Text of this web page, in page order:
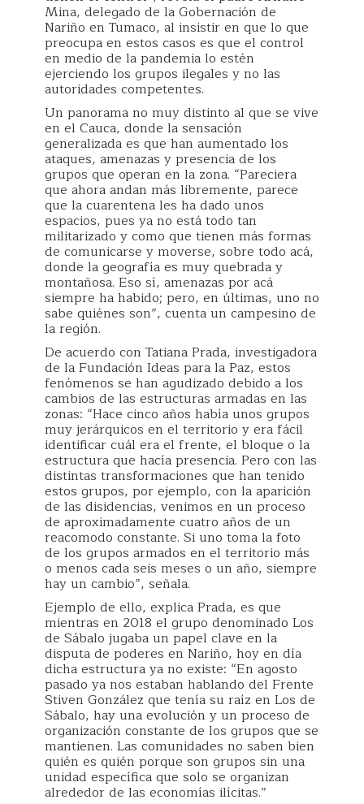
Mina, delegado de la Gobernación de
Nariño en Tumaco, al insistir en que lo que
preocupa en estos casos es que el control
en medio de la pandemia lo estén
ejerciendo los grupos ilegales y no las
autoridades competentes.
Un panorama no muy distinto al que se vive
en el Cauca, donde la sensación
generalizada es que han aumentado los
ataques, amenazas y presencia de los
grupos que operan en la zona. “Pareciera
que ahora andan más libremente, parece
que la cuarentena les ha dado unos
espacios, pues ya no está todo tan
militarizado y como que tienen más formas
de comunicarse y moverse, sobre todo acá,
donde la geografía es muy quebrada y
montañosa. Eso sí, amenazas por acá
siempre ha habido; pero, en últimas, uno no
sabe quiénes son”, cuenta un campesino de
la región.
De acuerdo con Tatiana Prada, investigadora
de la Fundación Ideas para la Paz, estos
fenómenos se han agudizado debido a los
cambios de las estructuras armadas en las
zonas: “Hace cinco años había unos grupos
muy jerárquicos en el territorio y era fácil
identificar cuál era el frente, el bloque o la
estructura que hacía presencia. Pero con las
distintas transformaciones que han tenido
estos grupos, por ejemplo, con la aparición
de las disidencias, venimos en un proceso
de aproximadamente cuatro años de un
reacomodo constante. Si uno toma la foto
de los grupos armados en el territorio más
o menos cada seis meses o un año, siempre
hay un cambio”, señala.
Ejemplo de ello, explica Prada, es que
mientras en 2018 el grupo denominado Los
de Sábalo jugaba un papel clave en la
disputa de poderes en Nariño, hoy en día
dicha estructura ya no existe: “En agosto
pasado ya nos estaban hablando del Frente
Stiven González que tenía su raíz en Los de
Sábalo, hay una evolución y un proceso de
organización constante de los grupos que se
mantienen. Las comunidades no saben bien
quién es quién porque son grupos sin una
unidad específica que solo se organizan
alrededor de las economías ilícitas.”